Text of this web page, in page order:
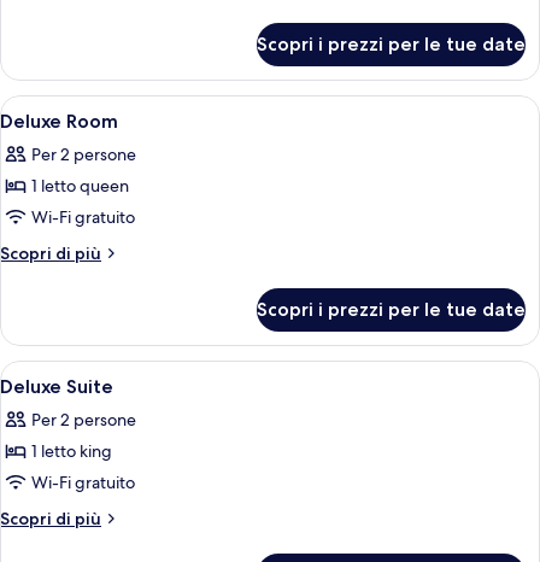
Scopri i prezzi per le tue date
Apri
tutte
le
foto
per
Deluxe
Una camera d'albergo moderna
14
Deluxe Room
Per 2 persone
1 letto queen
Wi-Fi gratuito
Scopri di più
Altri
Room
Scopri i prezzi per le tue date
Apri
tutte
le
foto
per
Deluxe
Una camera d'hotel con un letto,
10
Deluxe Suite
Per 2 persone
1 letto king
Wi-Fi gratuito
Scopri di più
Altri